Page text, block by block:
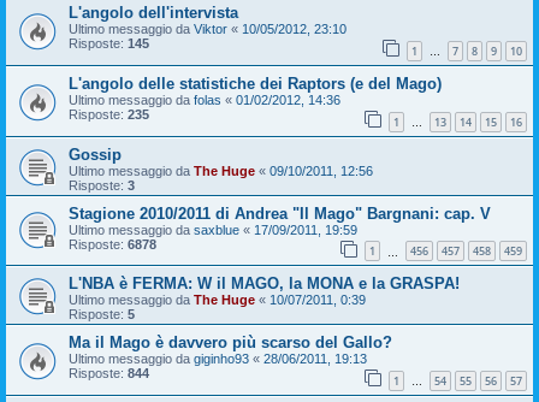
L'angolo dell'intervista
Ultimo messaggio da Viktor « 10/05/2012, 23:10
Risposte: 145 1 … 7 8 9 10
L'angolo delle statistiche dei Raptors (e del Mago)
Ultimo messaggio da folas « 01/02/2012, 14:36
Risposte: 235 1 … 13 14 15 16
Gossip
Ultimo messaggio da The Huge « 09/10/2011, 12:56
Risposte: 3
Stagione 2010/2011 di Andrea "Il Mago" Bargnani: cap. V
Ultimo messaggio da saxblue « 17/09/2011, 19:59
Risposte: 6878 1 456 457 458 459
L'NBA è FERMA: W il MAGO, la MONA e la GRASPA!
Ultimo messaggio da The Huge « 10/07/2011, 0:39
Risposte: 5
Ma il Mago è davvero più scarso del Gallo?
Ultimo messaggio da giginho93 « 28/06/2011, 19:13
Risposte: 844 1 … 54 55 56 57